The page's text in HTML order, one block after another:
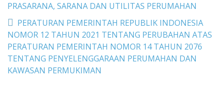
PRASARANA, SARANA DAN UTILITAS PERUMAHAN
PERATURAN PEMERINTAH REPUBLIK INDONESIA
NOMOR 12 TAHUN 2021 TENTANG PERUBAHAN ATAS
PERATURAN PEMERINTAH NOMOR 14 TAHUN 2076
TENTANG PENYELENGGARAAN PERUMAHAN DAN
KAWASAN PERMUKIMAN